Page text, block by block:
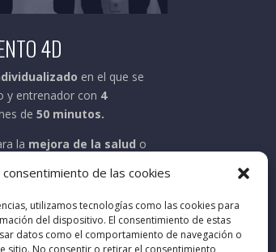
de las cookies
utilizamos tecnologías como las cookies para
del dispositivo. El consentimiento de estas
datos como el comportamiento de navegación o
sitio. No consentir o retirar el consentimiento,
4D
en el que se
y entrenador con 4
de 50 minutos.
la mejora de la salud o